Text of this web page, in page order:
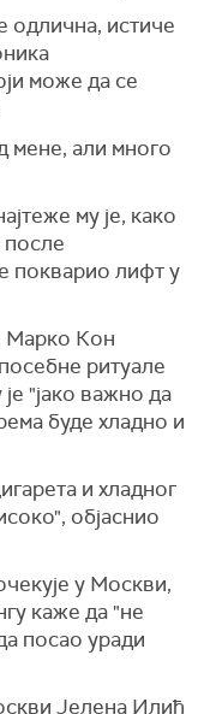
одлична, истиче
може да се
мене, али много
му је, како
после
покварио лифт у
Марко Кон
ритуале
"јако важно да
буде хладно и
и хладног
објаснио
у Москви,
каже да "не
посао уради
Јелена Илић